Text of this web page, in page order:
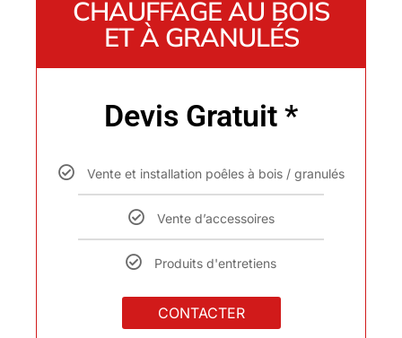
CHAUFFAGE AU BOIS
ET À GRANULÉS
Devis Gratuit *
Vente et installation poêles à bois / granulés
Vente d’accessoires
Produits d'entretiens
CONTACTER